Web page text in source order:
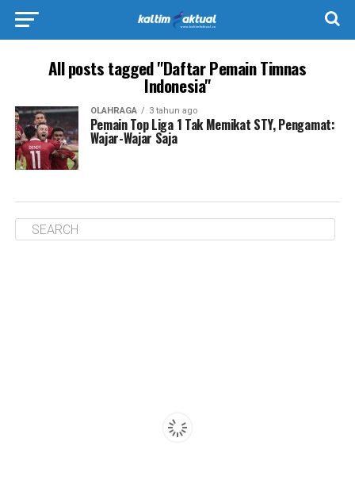
All posts tagged "Daftar Pemain Timnas
Indonesia"
OLAHRAGA 3 tahun ago
Pemain Top Liga 1 Tak Memikat STY, Pengamat:
Wajar-Wajar Saja